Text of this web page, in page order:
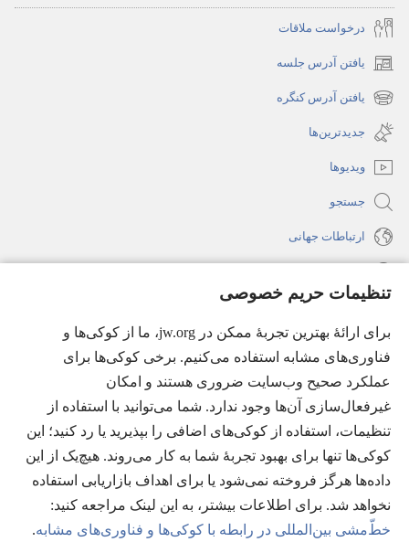
تنظیمات حریم خصوصی
برای ارائهٔ بهترین تجربهٔ ممکن در jw.org، ما از کوکی‌ها و
فناوری‌های مشابه استفاده می‌کنیم. برخی کوکی‌ها برای
عملکرد صحیح وب‌سایت ضروری هستند و امکان
غیرفعال‌سازی آن‌ها وجود ندارد. شما می‌توانید با استفاده از
تنظیمات، استفاده از کوکی‌های اضافی را بپذیرید یا رد کنید؛ این
کوکی‌ها تنها برای بهبود تجربهٔ شما به کار می‌روند. هیچ‌یک از این
داده‌ها هرگز فروخته نمی‌شود یا برای اهداف بازاریابی استفاده
نخواهد شد. برای اطلاعات بیشتر، به این لینک مراجعه کنید:‏
خطّ‌مشی بین‌المللی در رابطه با کوکی‌ها و فناوری‌های مشابه.
درخواست ملاقات
یافتن آدرس جلسه
(پنجره‌ای
جدید
می‌شود)
یافتن آدرس کنگره
(پنجره‌ای
جدید
باز
می‌شود)
جدیدترین‌ها
ویدیوها
جستجو
ارتباطات جهانی
(پنجره‌ای
جدید
می‌شود)
(پنجره‌ای
جدید
می‌شود)
JW Hub
®
(پنجره‌ای
باز
می‌شود)
®
JW Library
Watchtower Library